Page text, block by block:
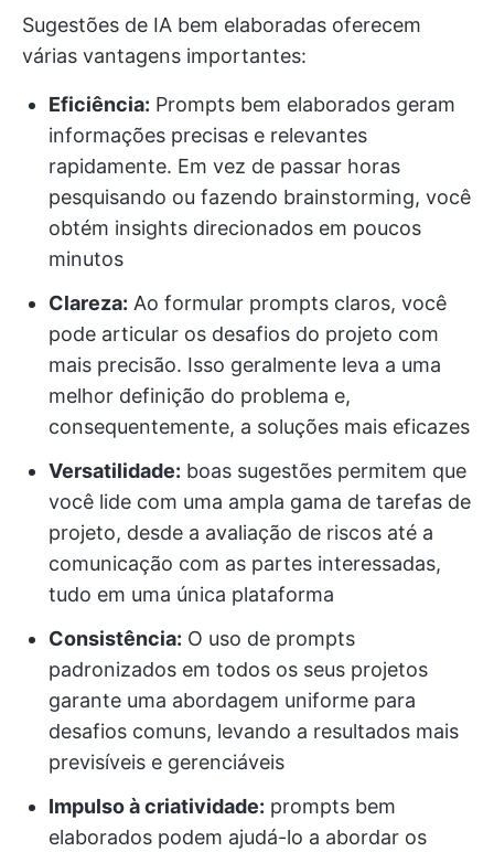
Sugestões de IA bem elaboradas oferecem
várias vantagens importantes:
Eficiência: Prompts bem elaborados geram
informações precisas e relevantes
rapidamente. Em vez de passar horas
pesquisando ou fazendo brainstorming, você
obtém insights direcionados em poucos
minutos
Clareza: Ao formular prompts claros, você
pode articular os desafios do projeto com
mais precisão. Isso geralmente leva a uma
melhor definição do problema e,
consequentemente, a soluções mais eficazes
Versatilidade: boas sugestões permitem que
você lide com uma ampla gama de tarefas de
projeto, desde a avaliação de riscos até a
comunicação com as partes interessadas,
tudo em uma única plataforma
Consistência: O uso de prompts
padronizados em todos os seus projetos
garante uma abordagem uniforme para
desafios comuns, levando a resultados mais
previsíveis e gerenciáveis
Impulso à criatividade: prompts bem
elaborados podem ajudá-lo a abordar os